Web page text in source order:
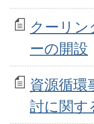
クーリン
ーの開設
資源循環
討に関す